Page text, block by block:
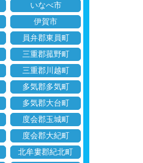
いなべ市
伊賀市
員弁郡東員町
三重郡菰野町
三重郡川越町
多気郡多気町
多気郡大台町
度会郡玉城町
度会郡大紀町
北牟婁郡紀北町